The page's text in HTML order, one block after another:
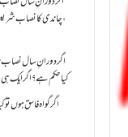
،چاندی کا نصاب
اگر دورانِ سال نصاب میں
کیا حکم ہے؟ اگر ایک
اگر گواہ فاسق ہوں